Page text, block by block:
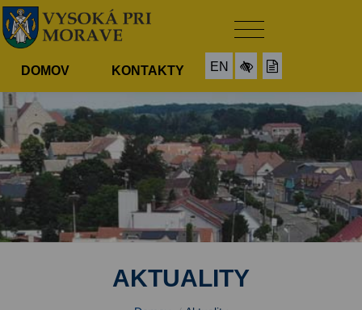
DOMOV KONTAKTY EN
AKTUALITY